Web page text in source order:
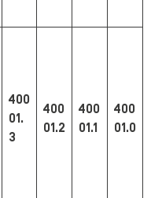
400
01.
3
400
01.2
400
01.1
400
01.0